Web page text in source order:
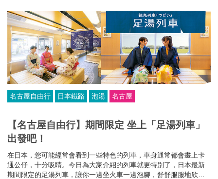
名古屋自由行 日本鐵路 泡湯 名古屋
【名古屋自由行】期間限定 坐上「足湯列車」
出發吧！
在日本，您可能經常會看到一些特色的列車，車身通常都會畫上卡
通公仔，十分吸睛。今日為大家介紹的列車就更特別了，日本最新
期間限定的足湯列車，讓你一邊坐火車一邊泡腳，舒舒服服地欣賞